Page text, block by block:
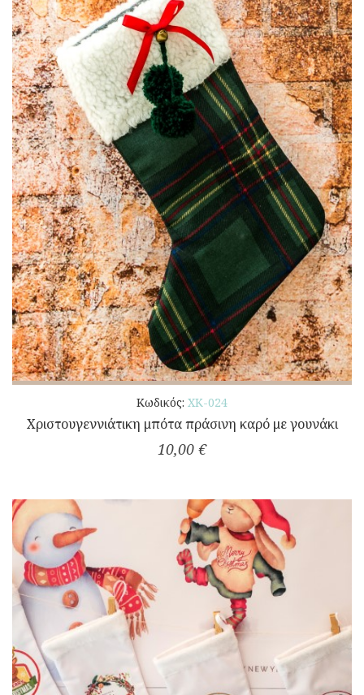
Κωδικός: ΧΚ-024
Χριστουγεννιάτικη μπότα πράσινη καρό με γουνάκι
10,00 €